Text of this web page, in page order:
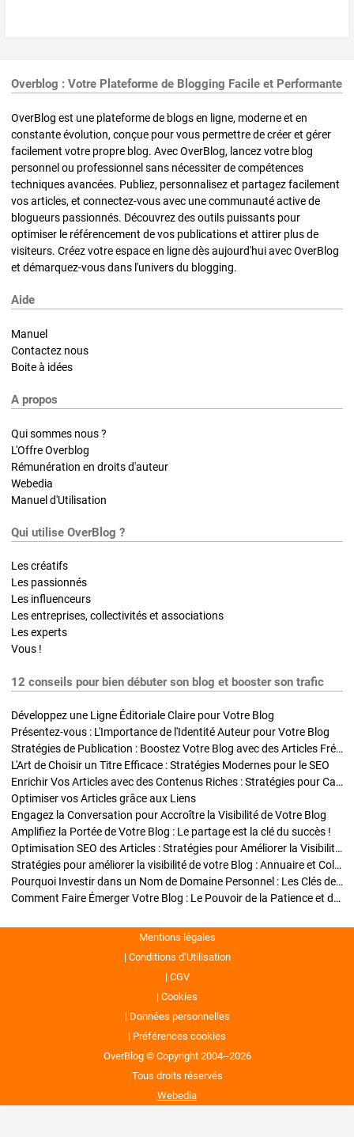
Overblog : Votre Plateforme de Blogging Facile et Performante
OverBlog est une plateforme de blogs en ligne, moderne et en
constante évolution, conçue pour vous permettre de créer et gérer
facilement votre propre blog. Avec OverBlog, lancez votre blog
personnel ou professionnel sans nécessiter de compétences
techniques avancées. Publiez, personnalisez et partagez facilement
vos articles, et connectez-vous avec une communauté active de
blogueurs passionnés. Découvrez des outils puissants pour
optimiser le référencement de vos publications et attirer plus de
visiteurs. Créez votre espace en ligne dès aujourd'hui avec OverBlog
et démarquez-vous dans l'univers du blogging.
Aide
Manuel
Contactez nous
Boite à idées
A propos
Qui sommes nous ?
L'Offre Overblog
Rémunération en droits d'auteur
Webedia
Manuel d'Utilisation
Qui utilise OverBlog ?
Les créatifs
Les passionnés
Les influenceurs
Les entreprises, collectivités et associations
Les experts
Vous !
12 conseils pour bien débuter son blog et booster son trafic
Développez une Ligne Éditoriale Claire pour Votre Blog
Présentez-vous : L'Importance de l'Identité Auteur pour Votre Blog
Stratégies de Publication : Boostez Votre Blog avec des Articles Fréquents et Exclusifs
L'Art de Choisir un Titre Efficace : Stratégies Modernes pour le SEO
Enrichir Vos Articles avec des Contenus Riches : Stratégies pour Captiver et Optimiser
Optimiser vos Articles grâce aux Liens
Engagez la Conversation pour Accroître la Visibilité de Votre Blog
Amplifiez la Portée de Votre Blog : Le partage est la clé du succès !
Optimisation SEO des Articles : Stratégies pour Améliorer la Visibilité de Votre Blog
Stratégies pour améliorer la visibilité de votre Blog : Annuaire et Collaborations
Pourquoi Investir dans un Nom de Domaine Personnel : Les Clés de la Réussite de Votre Blog
Comment Faire Émerger Votre Blog : Le Pouvoir de la Patience et de la Persévérance
Mentions légales
Conditions d’Utilisation
CGV
Cookies
Données personnelles
Préférences cookies
OverBlog © Copyright 2004--2026
Tous droits réservés
Webedia